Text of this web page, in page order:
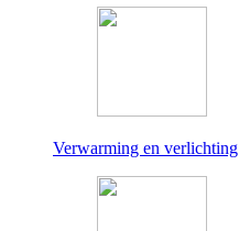
Verwarming en verlichting